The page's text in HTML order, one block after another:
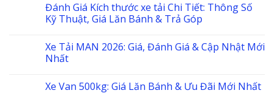
Đánh Giá Kích thước xe tải Chi Tiết: Thông Số
Kỹ Thuật, Giá Lăn Bánh & Trả Góp
Xe Tải MAN 2026: Giá, Đánh Giá & Cập Nhật Mới
Nhất
Xe Van 500kg: Giá Lăn Bánh & Ưu Đãi Mới Nhất